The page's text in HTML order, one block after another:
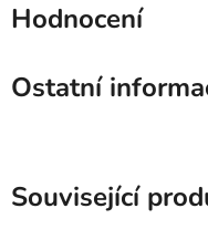
Hodnocení
Ostatní
Související